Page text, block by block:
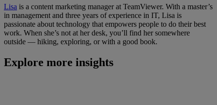
Lisa is a content marketing manager at TeamViewer. With a master’s
in management and three years of experience in IT, Lisa is
passionate about technology that empowers people to do their best
work. When she’s not at her desk, you’ll find her somewhere
outside — hiking, exploring, or with a good book.
Explore more insights